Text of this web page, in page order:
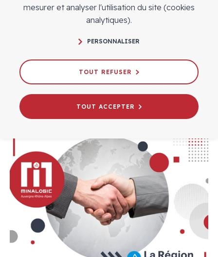
nouveaux salons
INTERNATIONAL
mesurer et analyser l'utilisation du site (cookies
analytiques).
PERSONNALISER
TOUT REFUSER
TOUT ACCEPTER